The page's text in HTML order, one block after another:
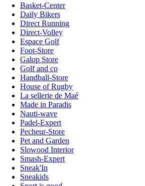
Basket-Center
Daily Bikers
Direct Running
Direct-Volley
Espace Golf
Foot-Store
Galop Store
Golf and co
Handball-Store
House of Rugby
La sellerie de Maé
Made in Paradis
Nauti-wave
Padel-Expert
Pecheur-Store
Pet and Garden
Slowood Interior
Smash-Expert
Sneak'In
Sneakids